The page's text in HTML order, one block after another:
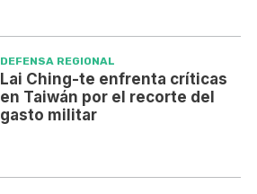
DEFENSA REGIONAL
Lai Ching-te enfrenta críticas
en Taiwán por el recorte del
gasto militar